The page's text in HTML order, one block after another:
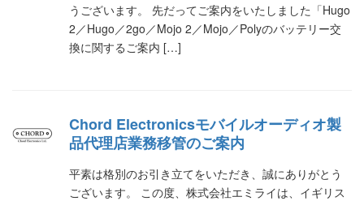
うございます。 先だってご案内をいたしました「Hugo
2／Hugo／2go／Mojo 2／Mojo／Polyのバッテリー交
換に関するご案内 […]
Chord Electronicsモバイルオーディオ製
品代理店業務移管のご案内
平素は格別のお引き立てをいただき、誠にありがとう
ございます。 この度、株式会社エミライは、イギリス